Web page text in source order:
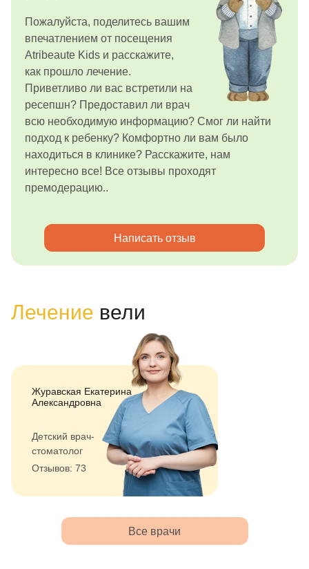
Пожалуйста, поделитесь вашим
впечатлением от посещения
Atribeaute Kids и расскажите,
как прошло лечение.
Приветливо ли вас встретили на
ресепшн? Предоставил ли врач
всю необходимую информацию? Смог ли найти
подход к ребенку? Комфортно ли вам было
находиться в клинике? Расскажите, нам
интересно все! Все отзывы проходят
премодерацию..
Написать отзыв
Лечение вели
Журавская Екатерина
Александровна
Детский врач-
стоматолог
Отзывов: 73
Все врачи